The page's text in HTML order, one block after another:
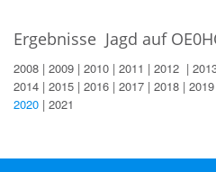
Ergebnisse Jagd auf
2008 | 2009 | 2010 | 2011 | 2012 |
2014 | 2015 | 2016 | 2017 | 2018 | 2019
2020 | 2021